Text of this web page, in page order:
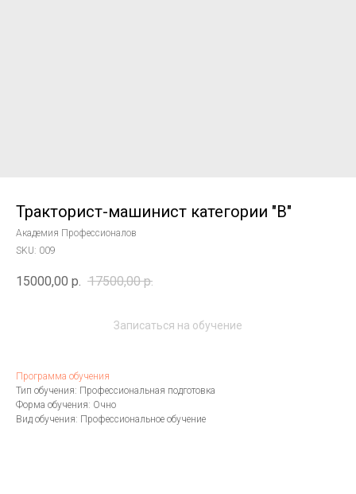
Тракторист-машинист категории "В"
Академия Профессионалов
SKU: 009
15000,00 р. 17500,00 р.
Записаться на обучение
Программа обучения
Тип обучения: Профессиональная подготовка
Форма обучения: Очно
Вид обучения: Профессиональное обучение